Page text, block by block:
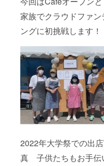
家族でクラウドファン
ングに初挑戦します！
2022年大学祭での出
真 子供たちもお手伝